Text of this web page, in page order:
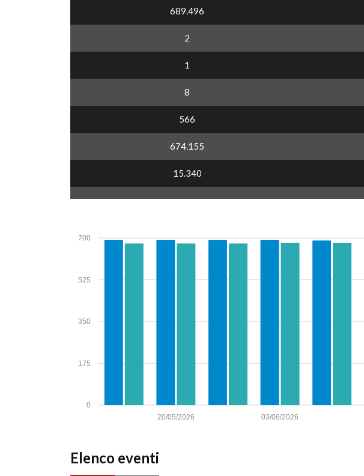
689.496
2
1
8
566
674.155
15.340
0
175
350
525
700
03/06/2026
20/05/2026
Elenco eventi